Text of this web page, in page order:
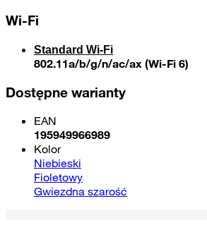
Wi-Fi
Standard Wi-Fi
802.11a/b/g/n/ac/ax (Wi-Fi 6)
Dostępne warianty
EAN
195949966989
Kolor
Niebieski
Fioletowy
Gwiezdna szarość